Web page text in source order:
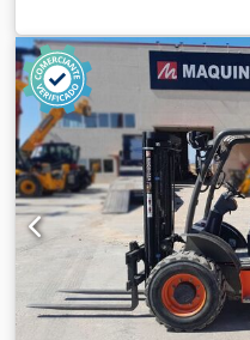
3.700
Equipamiento:tracción a
3.997 kg Dwsdpfxeztdxbj
combustible: 71 litros
Ubicación: Zaragoza
1.800 kg. de capacidad
todo tipo de trabajos en
construcción, puertos,
totalmente revisada y
día. Consulte con nuestro
Elevación libre: 90 mm CE